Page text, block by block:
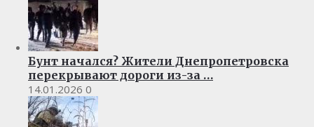
Бунт начался? Жители Днепропетровска
перекрывают дороги из-за …
14.01.2026 0